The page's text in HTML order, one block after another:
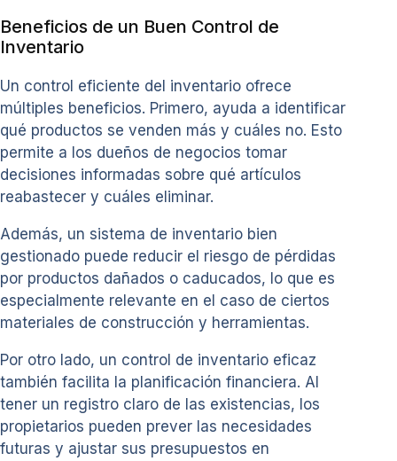
Beneficios de un Buen Control de
Inventario
Un control eficiente del inventario ofrece
múltiples beneficios. Primero, ayuda a identificar
qué productos se venden más y cuáles no. Esto
permite a los dueños de negocios tomar
decisiones informadas sobre qué artículos
reabastecer y cuáles eliminar.
Además, un sistema de inventario bien
gestionado puede reducir el riesgo de pérdidas
por productos dañados o caducados, lo que es
especialmente relevante en el caso de ciertos
materiales de construcción y herramientas.
Por otro lado, un control de inventario eficaz
también facilita la planificación financiera. Al
tener un registro claro de las existencias, los
propietarios pueden prever las necesidades
futuras y ajustar sus presupuestos en